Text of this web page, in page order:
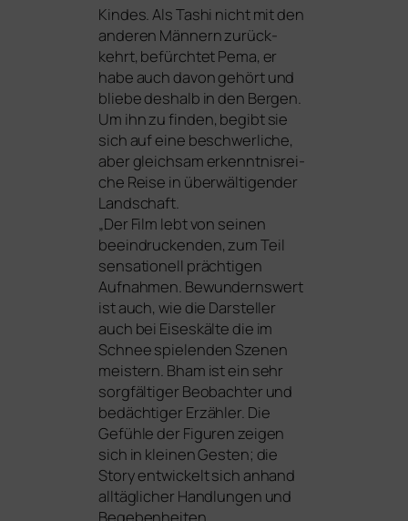
Kindes. Als Tashi nicht mit den
ande­ren Männern zurück­
kehrt, befürch­tet Pema, er
habe auch davon gehört und
blie­be des­halb in den Bergen.
Um ihn zu fin­den, begibt sie
sich auf eine beschwer­li­che,
aber gleich­sam erkennt­nis­rei­
che Reise in über­wäl­ti­gen­der
Landschaft.
„Der Film lebt von sei­nen
beein­dru­cken­den, zum Teil
sen­sa­tio­nell präch­ti­gen
Aufnahmen. Bewundernswert
ist auch, wie die Darsteller
auch bei Eiseskälte die im
Schnee spie­len­den Szenen
meis­tern. Bham ist ein sehr
sorg­fäl­ti­ger Beobachter und
bedäch­ti­ger Erzähler. Die
Gefühle der Figuren zei­gen
sich in klei­nen Gesten; die
Story ent­wi­ckelt sich anhand
all­täg­li­cher Handlungen und